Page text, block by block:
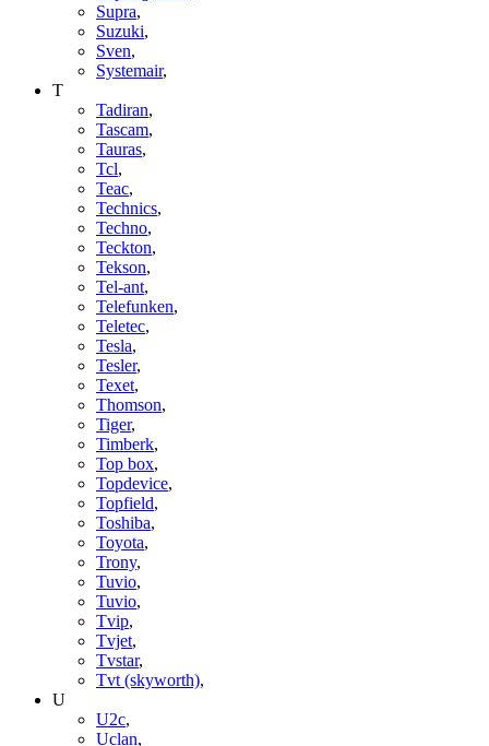
Supra,
Suzuki,
Sven,
Systemair,
T
Tadiran,
Tascam,
Tauras,
Tcl,
Teac,
Technics,
Techno,
Teckton,
Tekson,
Tel-ant,
Telefunken,
Teletec,
Tesla,
Tesler,
Texet,
Thomson,
Tiger,
Timberk,
Top box,
Topdevice,
Topfield,
Toshiba,
Toyota,
Trony,
Tuvio,
Tuvio,
Tvip,
Tvjet,
Tvstar,
Tvt (skyworth),
U
U2c,
Uclan,